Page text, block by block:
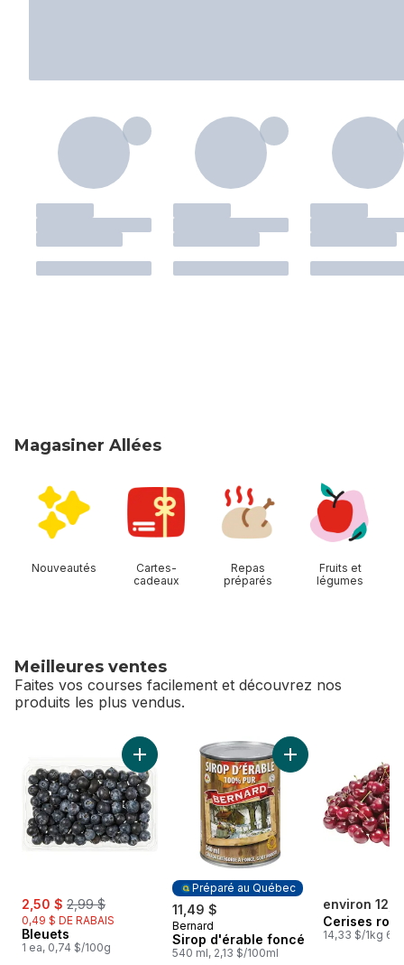
Magasiner Allées
Nouveautés
Cartes-
cadeaux
Repas
préparés
Fruits et
légumes
Meilleures ventes
Faites vos courses facilement et découvrez nos
produits les plus vendus.
sauter Meilleures ventes
sale:
2,50 $ , formerly:
2,99 $
0,49 $ DE RABAIS
Bleuets
1 ea, 0,74 $/100g
Ajouter Bleuets au panier
Préparé au Québec
11,49 $
Préparé au Québec
Bernard
Sirop d'érable foncé
540 ml, 2,13 $/100ml
Ajouter Sirop
environ
Cerises
14,33 $/1kg